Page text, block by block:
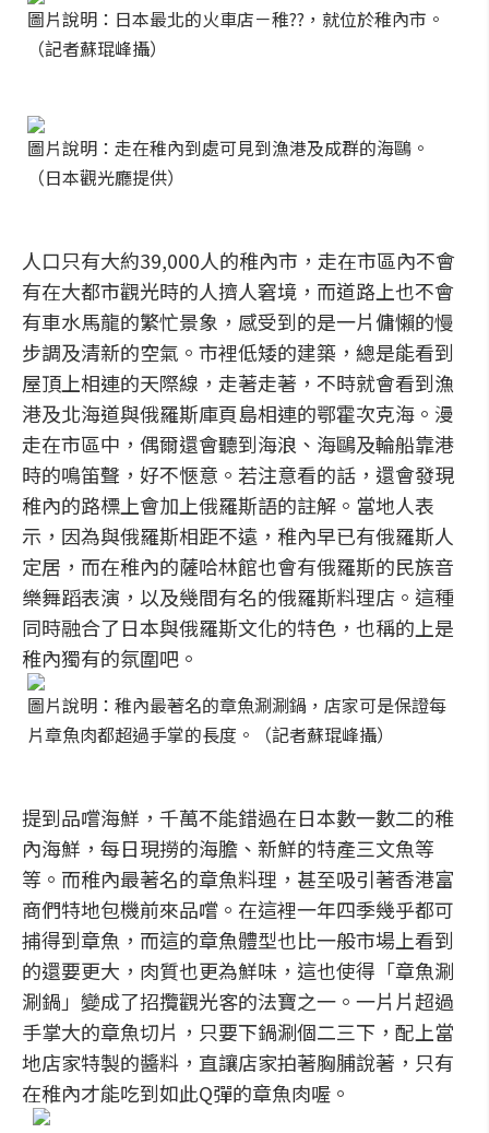
圖片說明：日本最北的火車店－稚??，就位於稚內市。
（記者蘇琨峰攝）
圖片說明：走在稚內到處可見到漁港及成群的海鷗。
（日本觀光廳提供）
人口只有大約39,000人的稚內市，走在市區內不會
有在大都市觀光時的人擠人窘境，而道路上也不會
有車水馬龍的繁忙景象，感受到的是一片傭懶的慢
步調及清新的空氣。市裡低矮的建築，總是能看到
屋頂上相連的天際線，走著走著，不時就會看到漁
港及北海道與俄羅斯庫頁島相連的鄂霍次克海。漫
走在市區中，偶爾還會聽到海浪、海鷗及輪船靠港
時的鳴笛聲，好不愜意。若注意看的話，還會發現
稚內的路標上會加上俄羅斯語的註解。當地人表
示，因為與俄羅斯相距不遠，稚內早已有俄羅斯人
定居，而在稚內的薩哈林館也會有俄羅斯的民族音
樂舞蹈表演，以及幾間有名的俄羅斯料理店。這種
同時融合了日本與俄羅斯文化的特色，也稱的上是
稚內獨有的氛圍吧。
圖片說明：稚內最著名的章魚涮涮鍋，店家可是保證每
片章魚肉都超過手掌的長度。（記者蘇琨峰攝）
提到品嚐海鮮，千萬不能錯過在日本數一數二的稚
內海鮮，每日現撈的海膽、新鮮的特產三文魚等
等。而稚內最著名的章魚料理，甚至吸引著香港富
商們特地包機前來品嚐。在這裡一年四季幾乎都可
捕得到章魚，而這的章魚體型也比一般市場上看到
的還要更大，肉質也更為鮮味，這也使得「章魚涮
涮鍋」變成了招攬觀光客的法寶之一。一片片超過
手掌大的章魚切片，只要下鍋涮個二三下，配上當
地店家特製的醬料，直讓店家拍著胸脯說著，只有
在稚內才能吃到如此Q彈的章魚肉喔。